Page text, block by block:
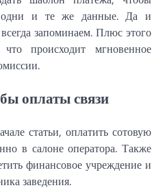
одни и те же данные. Да и
запоминаем. Плюс этого
происходит мгновенное
оплаты связи
статьи, оплатить сотовую
в салоне оператора. Также
финансовое учреждение и
заведения.